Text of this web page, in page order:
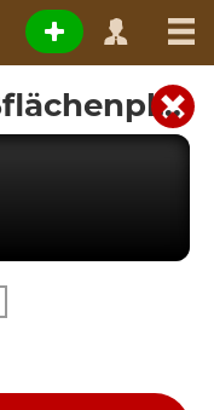
Volumen von Großflächenplatten